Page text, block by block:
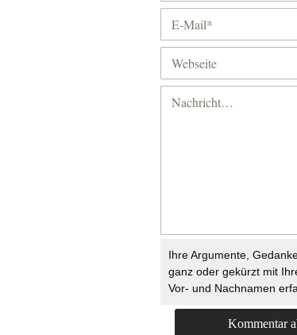
Ihre Argumente,
ganz oder gekürzt mit
Vor- und Nachnamen